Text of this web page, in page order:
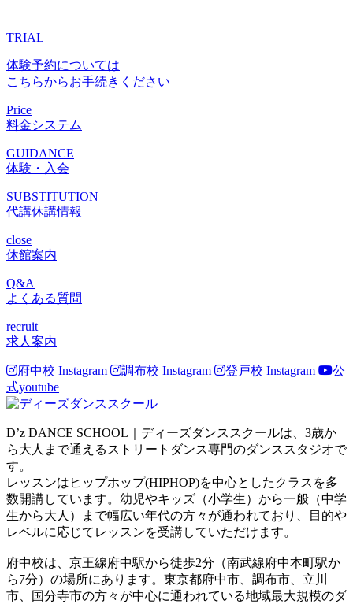
TRIAL
体験予約については
こちらからお手続きください
Price
料金システム
GUIDANCE
体験・入会
SUBSTITUTION
代講休講情報
close
休館案内
Q&A
よくある質問
recruit
求人案内
府中校 Instagram 調布校 Instagram 登戸校 Instagram
公
式youtube
D’z DANCE SCHOOL｜ディーズダンススクールは、3歳か
ら大人まで通えるストリートダンス専門のダンススタジオで
す。
レッスンはヒップホップ(HIPHOP)を中心としたクラスを多
数開講しています。幼児やキッズ（小学生）から一般（中学
生から大人）まで幅広い年代の方々が通われており、目的や
レベルに応じてレッスンを受講していただけます。
府中校は、京王線府中駅から徒歩2分（南武線府中本町駅か
ら7分）の場所にあります。東京都府中市、調布市、立川
市、国分寺市の方々が中心に通われている地域最大規模のダ